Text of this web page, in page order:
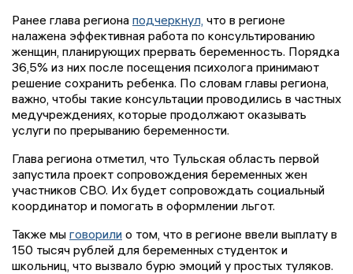
Ранее глава региона подчеркнул, что в регионе
налажена эффективная работа по консультированию
женщин, планирующих прервать беременность. Порядка
36,5% из них после посещения психолога принимают
решение сохранить ребенка. По словам главы региона,
важно, чтобы такие консультации проводились в частных
медучреждениях, которые продолжают оказывать
услуги по прерыванию беременности.
Глава региона отметил, что Тульская область первой
запустила проект сопровождения беременных жен
участников СВО. Их будет сопровождать социальный
координатор и помогать в оформлении льгот.
Также мы говорили о том, что в регионе ввели выплату в
150 тысяч рублей для беременных студенток и
школьниц, что вызвало бурю эмоций у простых туляков.